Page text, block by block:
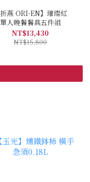
折燕 ORI-EN】璀璨紅
單人晚餐餐具五件組
NT$13,430
NT$15,800